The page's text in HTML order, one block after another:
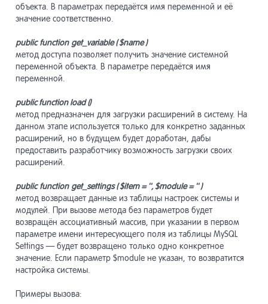
8
9
11
14
объекта. В параметрах передаётся имя переменной и её
значение соответственно.
public function get_ variable( $name)
метод доступа позволяет получить значение системной
переменной объекта. В параметре передаётся имя
переменной.
public function load ()
метод предназначен для загрузки расширений в систему. На
данном этапе используется только для конкретно заданных
расширений, но в будущем будет доработан, дабы
предоставить разработчику возможность загрузки своих
расширений.
public function get_ settings( $item= '', $module= '' )
метод возвращает данные из таблицы настроек системы и
модулей. При вызове метода без параметров будет
возвращён ассоциативный массив, при указании в первом
параметре имени интересующего поля из таблицы MySQL
Settings — будет возвращено только одно конкретное
значение. Если параметр $module не указан, то возвратится
настройка системы.
Примеры вызова: